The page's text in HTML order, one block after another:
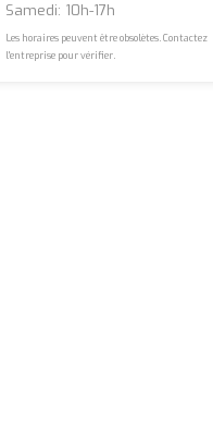
Samedi: 10h-17h
Les horaires peuvent être obsolètes. Contactez
l'entreprise pour vérifier.